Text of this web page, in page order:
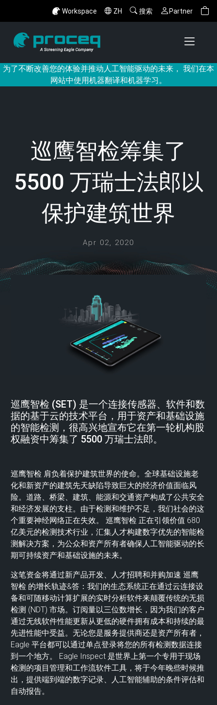
Workspace ZH 搜索 Partner
为了不断改善您的体验并推动人工智能驱动的未来， 我们在本
网站中使用机器翻译和机器学习。
巡鹰智检筹集了
5500 万瑞士法郎以
保护建筑世界
Apr 02, 2020
巡鹰智检 (SET) 是一个连接传感器、软件和数
据的基于云的技术平台，用于资产和基础设施
的智能检测，很高兴地宣布它在第一轮机构股
权融资中筹集了 5500 万瑞士法郎。
巡鹰智检 肩负着保护建筑世界的使命。全球基础设施老
化和新资产的建筑先天缺陷导致巨大的经济价值面临风
险。道路、桥梁、建筑、能源和交通资产构成了公共安全
和经济发展的支柱。由于检测和维护不足，我们社会的这
个重要神经网络正在失效。 巡鹰智检 正在引领价值 680
亿美元的检测技术行业，汇集人才构建数字优先的智能检
测解决方案，为公众和资产所有者确保人工智能驱动的长
期可持续资产和基础设施的未来。
这笔资金将通过新产品开发、人才招聘和并购加速 巡鹰
智检 的增长轨迹&答：我们的生态系统正在通过云连接设
备和可随移动计算扩展的实时分析软件来颠覆传统的无损
检测 (NDT) 市场。订阅量以三位数增长，因为我们的客户
通过无线软件性能更新从更低的硬件拥有成本和持续的最
先进性能中受益。无论您是服务提供商还是资产所有者，
Eagle 平台都可以通过单点登录将您的所有检测数据连接
到一个地方。 Eagle Inspect 是世界上第一个专用于现场
检测的项目管理和工作流软件工具，将于今年晚些时候推
出，提供端到端的数字记录、人工智能辅助的条件评估和
自动报告。